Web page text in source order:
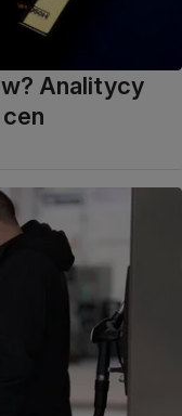
Analitycy